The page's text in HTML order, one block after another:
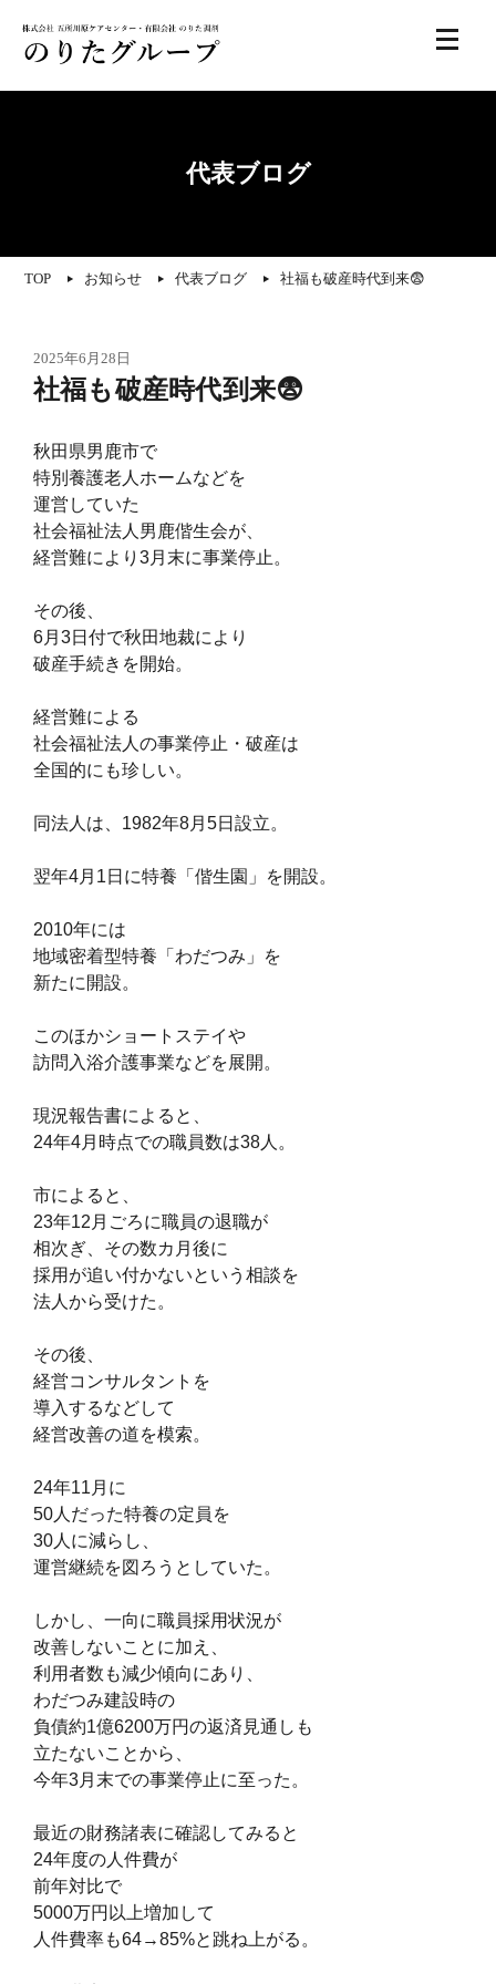
代表ブログ
TOP お知らせ 代表ブログ 社福も破産時代到来😨
2025年6月28日
社福も破産時代到来😨
秋田県男鹿市で
特別養護老人ホームなどを
運営していた
社会福祉法人男鹿偕生会が、
経営難により3月末に事業停止。
その後、
6月3日付で秋田地裁により
破産手続きを開始。
経営難による
社会福祉法人の事業停止・破産は
全国的にも珍しい。
同法人は、1982年8月5日設立。
翌年4月1日に特養「偕生園」を開設。
2010年には
地域密着型特養「わだつみ」を
新たに開設。
このほかショートステイや
訪問入浴介護事業などを展開。
現況報告書によると、
24年4月時点での職員数は38人。
市によると、
23年12月ごろに職員の退職が
相次ぎ、その数カ月後に
採用が追い付かないという相談を
法人から受けた。
その後、
経営コンサルタントを
導入するなどして
経営改善の道を模索。
24年11月に
50人だった特養の定員を
30人に減らし、
運営継続を図ろうとしていた。
しかし、一向に職員採用状況が
改善しないことに加え、
利用者数も減少傾向にあり、
わだつみ建設時の
負債約1億6200万円の返済見通しも
立たないことから、
今年3月末での事業停止に至った。
最近の財務諸表に確認してみると
24年度の人件費が
前年対比で
5000万円以上増加して
人件費率も64→85%と跳ね上がる。